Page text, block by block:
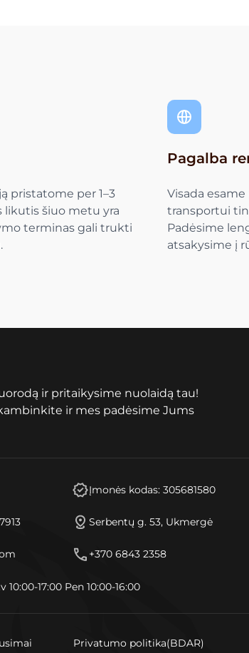
pristatome per 1–3
likutis šiuo metu yra
terminas gali trukti
Pagalba
Visada
transportui
Padėsime
atsakysime į
ir pritaikysime nuolaidą tau!
ir mes padėsime Jums
Įmonės kodas: 305681580
Serbentų g. 53, Ukmergė
+370 6843 2358
17:00 Pen 10:00-16:00
Privatumo politika(BDAR)